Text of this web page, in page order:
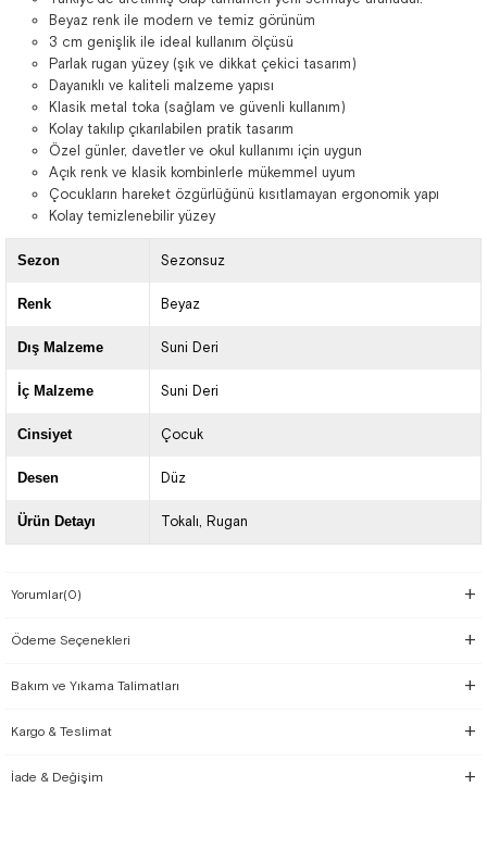
Beyaz renk ile modern ve temiz görünüm
3 cm genişlik ile ideal kullanım ölçüsü
Parlak rugan yüzey (şık ve dikkat çekici tasarım)
Dayanıklı ve kaliteli malzeme yapısı
Klasik metal toka (sağlam ve güvenli kullanım)
Kolay takılıp çıkarılabilen pratik tasarım
Özel günler, davetler ve okul kullanımı için uygun
Açık renk ve klasik kombinlerle mükemmel uyum
Çocukların hareket özgürlüğünü kısıtlamayan ergonomik yapı
Kolay temizlenebilir yüzey
Sezon Sezonsuz
Renk Beyaz
Dış Malzeme Suni Deri
İç Malzeme Suni Deri
Cinsiyet Çocuk
Desen Düz
Ürün Detayı Tokalı Rugan
Yorumlar(0)
Ödeme Seçenekleri
Bakım ve Yıkama Talimatları
Kargo & Teslimat
İade & Değişim